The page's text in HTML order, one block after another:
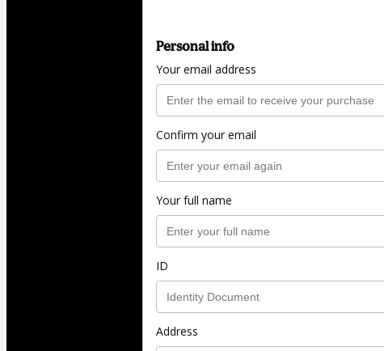
Personal info
Your email address
Confirm your email
Your full name
ID
Address